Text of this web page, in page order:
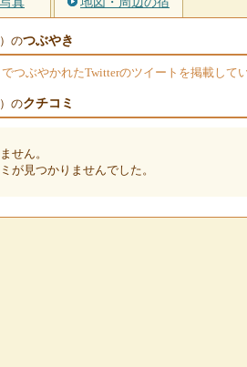
のつぶやき
つぶやかれたTwitterのツイートを掲載してい
のクチコミ
せん。
が見つかりませんでした。